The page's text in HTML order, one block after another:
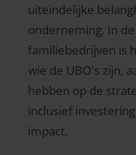
uiteindelijke
onderneming. In
familiebedrijven is
wie de UBO's zijn,
hebben op de
inclusief
impact.